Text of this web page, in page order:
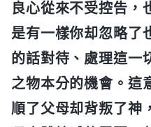
良心從來不受控告，
是有一樣你却忽略了
的話對待、處理這一
之物本分的機會。這
順了父母却背叛了神